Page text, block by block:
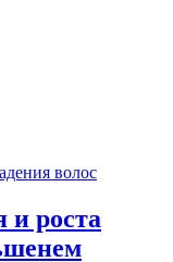
волос
и роста